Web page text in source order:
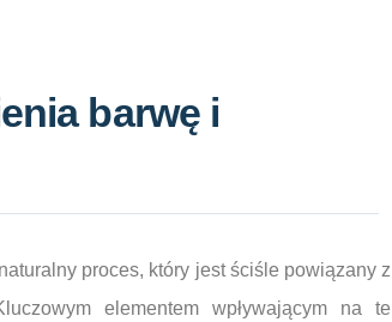
barwę i
proces, który jest ściśle powiązany z
elementem wpływającym na te